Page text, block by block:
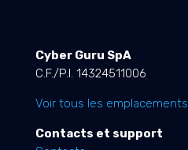
Cyber Guru SpA
C.F./P.I. 14324511006
Voir tous les emplacements
Contacts et support